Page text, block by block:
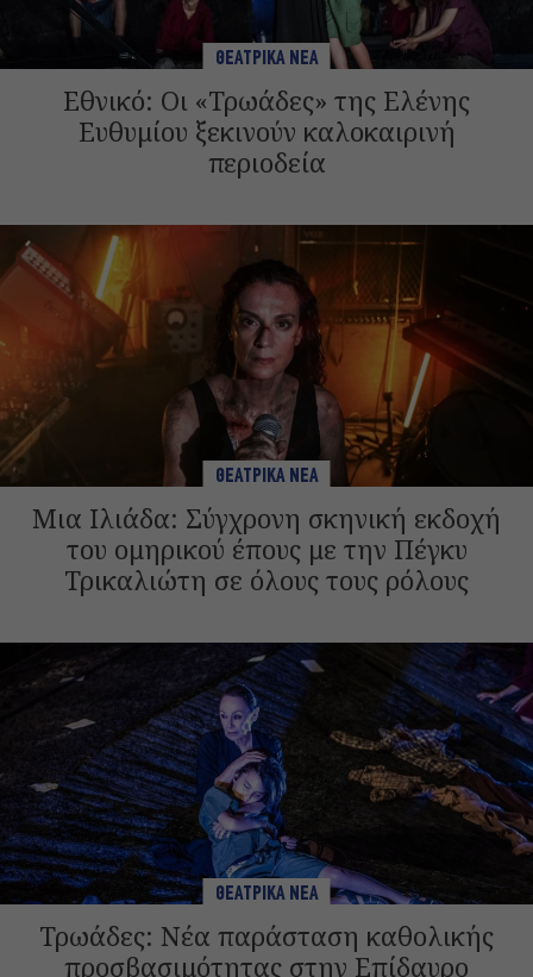
ΘΕΑΤΡΙΚΑ ΝΕΑ
Εθνικό: Οι «Τρωάδες» της Ελένης
Ευθυμίου ξεκινούν καλοκαιρινή
περιοδεία
ΘΕΑΤΡΙΚΑ ΝΕΑ
Μια Ιλιάδα: Σύγχρονη σκηνική εκδοχή
του ομηρικού έπους με την Πέγκυ
Τρικαλιώτη σε όλους τους ρόλους
ΘΕΑΤΡΙΚΑ ΝΕΑ
Τρωάδες: Νέα παράσταση καθολικής
προσβασιμότητας στην Επίδαυρο